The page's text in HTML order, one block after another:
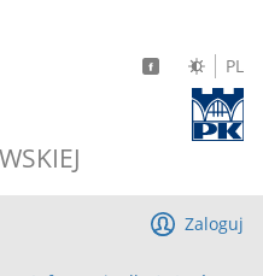
PL
Zaloguj